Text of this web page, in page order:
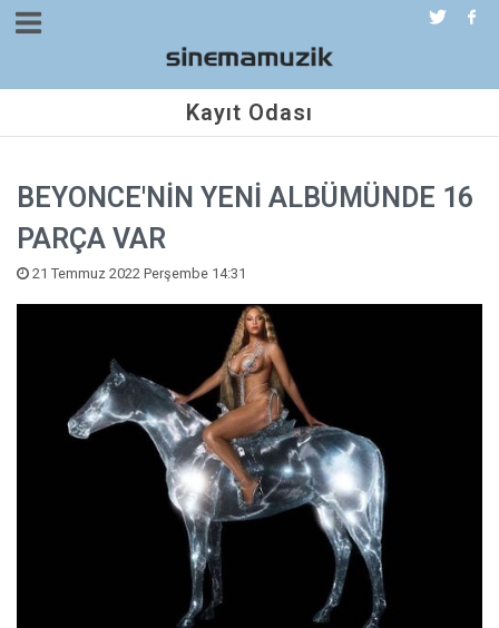
Kayıt Odası
BEYONCE'NİN YENİ ALBÜMÜNDE 16
PARÇA VAR
21 Temmuz 2022 Perşembe 14:31